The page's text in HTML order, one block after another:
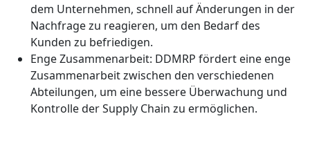
dem Unternehmen, schnell auf Änderungen in der
Nachfrage zu reagieren, um den Bedarf des
Kunden zu befriedigen.
Enge Zusammenarbeit: DDMRP fördert eine enge
Zusammenarbeit zwischen den verschiedenen
Abteilungen, um eine bessere Überwachung und
Kontrolle der Supply Chain zu ermöglichen.